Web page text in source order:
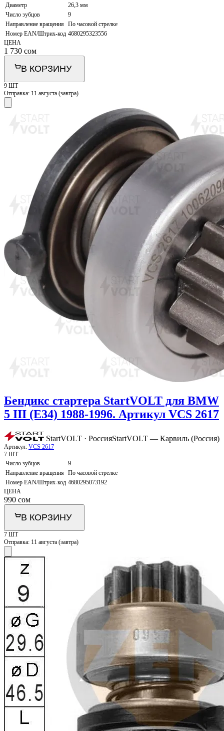
Диаметр
26,3 мм
Число зубцов
9
Направление вращения По часовой стрелке
Номер EAN/Штрих-код 4680295323556
ЦЕНА
1 730 сом
В КОРЗИНУ
9 ШТ
Отправка: 11 августа (завтра)
Бендикс стартера StartVOLT для BMW
5 III (E34) 1988-1996. Артикул VCS 2617
StartVOLT · РоссияStartVOLT — Карвиль (Россия)
Артикул: VCS 2617
7 ШТ
Число зубцов
9
Направление вращения По часовой стрелке
Номер EAN/Штрих-код 4680295073192
ЦЕНА
990 сом
В КОРЗИНУ
7 ШТ
Отправка: 11 августа (завтра)